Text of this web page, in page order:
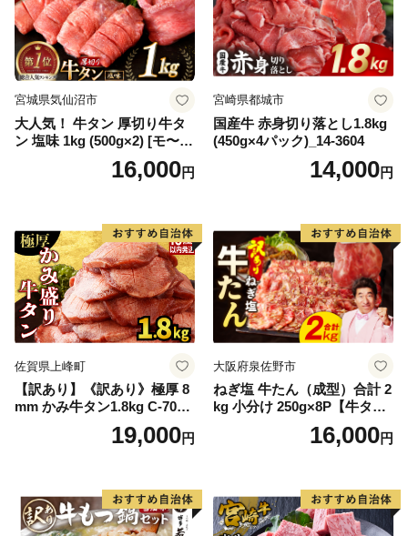
宮城県気仙沼市
大人気！ 牛タン 厚切り牛タ
ン 塩味 1kg (500g×2) [モ〜ラ
ンド 宮城県 気仙沼市 205646
60] 肉 牛肉 精肉 牛たん 牛タ
厚切り タン
16,000円
宮崎県都城市
国産牛 赤身切り落とし1.8kg
(450g×4パック)_14-3604
14,000円
佐賀県上峰町
【訳あり】《訳あり》極厚 8
mm かみ牛タン1.8kg C-709-
19,000円
大阪府泉佐野市
ねぎ塩 牛たん（成型）合計 2
kg 小分け 250g×8P【牛タン
牛肉 焼肉用 薄切り 訳あり サ
16,000円